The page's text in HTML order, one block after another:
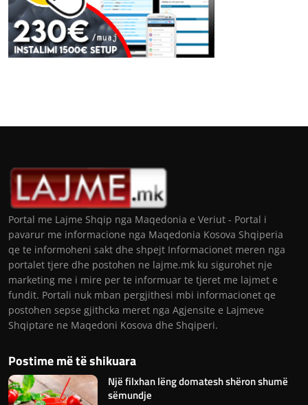
Portal me Lajme Shqip nga Maqedonia e Veriut - Portal i
pavarur me informacione nga Maqedonia Kosova Shqiperia
qe te informoheni sakt dhe shpejt Informacionet meren nga
portalet tjere dhe postohen ne lajme.mk ku sigurohet nje
marketing me i mire per te informuar te tjeret me lajmet e
fundit. Portali nuk mban pergjithesi mbi informacionet qe
postohen sepse gjithcka meret nga Agjensite e Lajmeve
Shqiptare ne Maqedoni Kosova dhe Shqiperi.
Postime më të shikuara
Një filxhan lëng domatesh shëron shumë
sëmundje